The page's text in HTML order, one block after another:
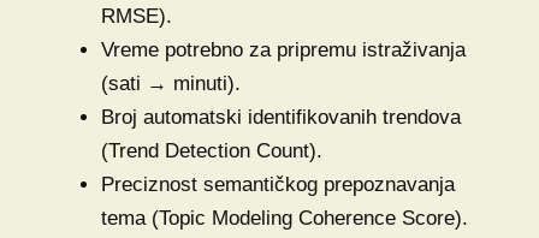
RMSE).
Vreme potrebno za pripremu istraživanja
(sati → minuti).
Broj automatski identifikovanih trendova
(Trend Detection Count).
Preciznost semantičkog prepoznavanja
tema (Topic Modeling Coherence Score).